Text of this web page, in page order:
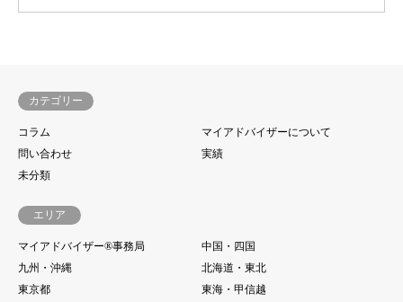
カテゴリー
コラム
マイアドバイザーについて
問い合わせ
実績
未分類
エリア
マイアドバイザー®事務局
中国・四国
九州・沖縄
北海道・東北
東京都
東海・甲信越